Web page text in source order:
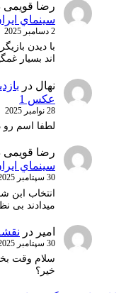
رضا قویمی
سينماي
2 دسامبر 2025
با دیدن
اند بسیار
نهال در
عکس 1
28 نوامبر 2025
لطفا اسم
رضا قویمی
سينماي
30 سپتامبر 2025
انتخاب ابن
میدادند بی
امیر در
30 سپتامبر 2025
سلام وقت
خیر؟